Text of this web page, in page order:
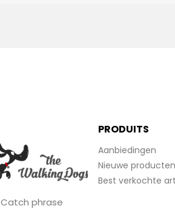
Catch phrase
PRODUITS
Aanbiedingen
Nieuwe producten
Best verkochte